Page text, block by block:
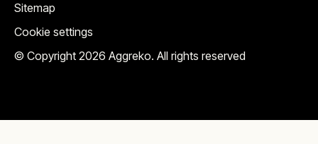
© Copyright 2026 Aggreko. All rights reserved
Sitemap
Cookie settings